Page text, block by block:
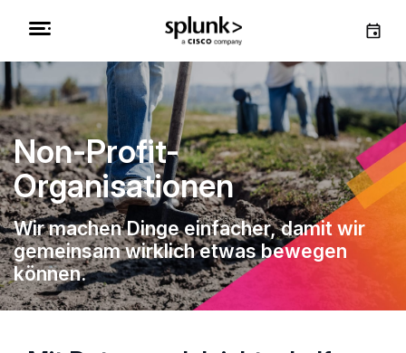
Non-Profit-
Organisationen
Wir machen Dinge einfacher, damit wir
gemeinsam wirklich etwas bewegen
können.